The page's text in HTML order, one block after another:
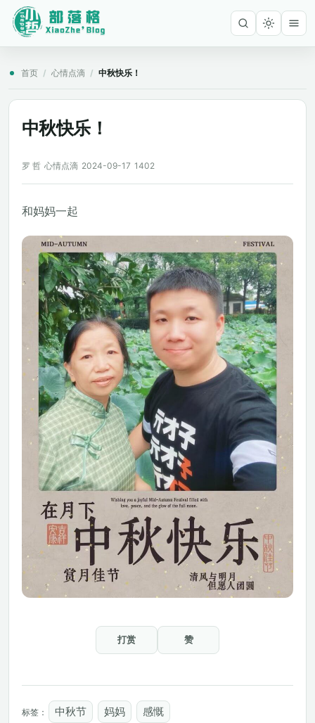
首页 / 心情点滴 / 中秋快乐！
中秋快乐！
罗 哲 心情点滴 2024-09-17 1402
和妈妈一起
打赏 赞
标签： 中秋节 妈妈 感慨